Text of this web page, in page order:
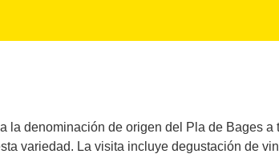
la denominación de origen del Pla de Bages
variedad. La visita incluye degustación de